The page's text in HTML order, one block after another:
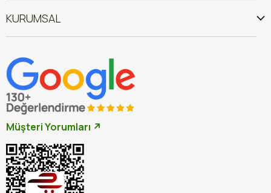
KURUMSAL
Müşteri Yorumları ↗